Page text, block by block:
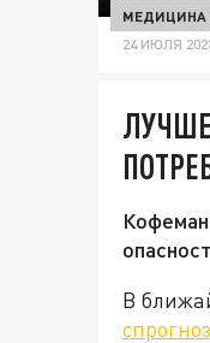
МЕДИЦИНА
24 ИЮЛЯ
В